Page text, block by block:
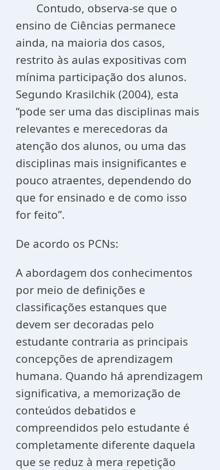
Contudo, observa-se que o
ensino de Ciências permanece
ainda, na maioria dos casos,
restrito às aulas expositivas com
mínima participação dos alunos.
Segundo Krasilchik (2004), esta
“pode ser uma das disciplinas mais
relevantes e merecedoras da
atenção dos alunos, ou uma das
disciplinas mais insignificantes e
pouco atraentes, dependendo do
que for ensinado e de como isso
for feito”.
De acordo os PCNs:
A abordagem dos conhecimentos
por meio de definições e
classificações estanques que
devem ser decoradas pelo
estudante contraria as principais
concepções de aprendizagem
humana. Quando há aprendizagem
significativa, a memorização de
conteúdos debatidos e
compreendidos pelo estudante é
completamente diferente daquela
que se reduz à mera repetição